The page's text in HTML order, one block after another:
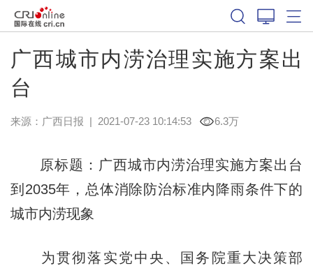
广西城市内涝治理实施方案出
台
来源： 广西日报 | 2021-07-23 10:14:53 6.3万
原标题：广西城市内涝治理实施方案出台
到2035年，总体消除防治标准内降雨条件下的
城市内涝现象
为贯彻落实党中央、国务院重大决策部